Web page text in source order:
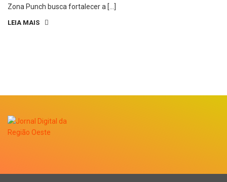
Zona Punch busca fortalecer a […]
LEIA MAIS